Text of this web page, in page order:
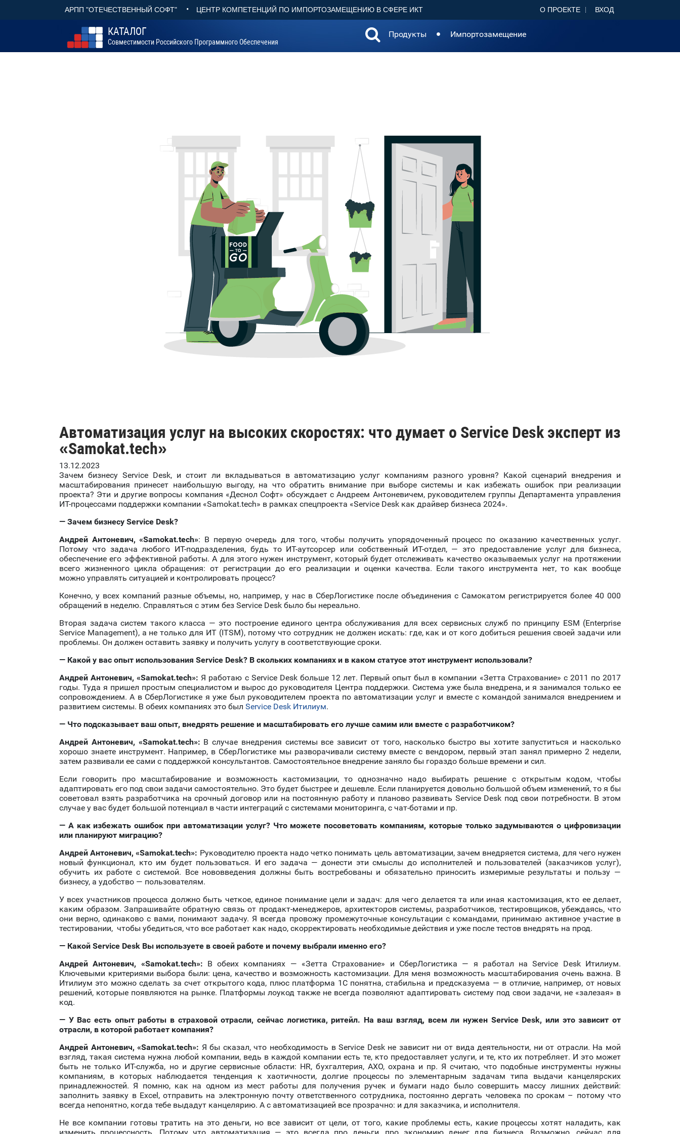
АРПП "ОТЕЧЕСТВЕННЫЙ СОФТ" • ЦЕНТР КОМПЕТЕНЦИЙ ПО ИМПОРТОЗАМЕЩЕНИЮ В СФЕРЕ ИКТ О ПРОЕКТЕ ВХОД
КАТАЛОГ
Совместимости Российского Программного Обеспечения
Продукты Импортозамещение
Автоматизация услуг на высоких скоростях: что думает о Service Desk эксперт из
«Samokat.tech»
13.12.2023
Зачем бизнесу Service Desk, и стоит ли вкладываться в автоматизацию услуг компаниям разного уровня? Какой сценарий внедрения и
масштабирования принесет наибольшую выгоду, на что обратить внимание при выборе системы и как избежать ошибок при реализации
проекта? Эти и другие вопросы компания «Деснол Софт» обсуждает с Андреем Антоневичем, руководителем группы Департамента управления
ИТ-процессами поддержки компании «Samokat.tech» в рамках спецпроекта «Service Desk как драйвер бизнеса 2024».
— Зачем бизнесу Service Desk?
Андрей Антоневич,«Samokat.tech»: В первую очередь для того, чтобы получить упорядоченный процесс по оказанию качественных услуг.
Потому что задача любого ИТ-подразделения, будь то ИТ-аутсорсер или собственный ИТ-отдел, — это предоставление услуг для бизнеса,
обеспечение его эффективной работы. А для этого нужен инструмент, который будет отслеживать качество оказываемых услуг на протяжении
всего жизненного цикла обращения: от регистрации до его реализации и оценки качества. Если такого инструмента нет, то как вообще
можно управлять ситуацией и контролировать процесс?
Конечно, у всех компаний разные объемы, но, например, у нас в СберЛогистике после объединения с Самокатом регистрируется более 40 000
обращений в неделю. Справляться с этим без Service Desk было бы нереально.
Вторая задача систем такого класса — это построение единого центра обслуживания для всех сервисных служб по принципу ESM (Enterprise
Service Management), а не только для ИТ (ITSM), потому что сотрудник не должен искать: где, как и от кого добиться решения своей задачи или
проблемы. Он должен оставить заявку и получить услугу в соответствующие сроки.
— Какой у вас опыт использования Service Desk? В скольких компаниях и в каком статусе этот инструмент использовали?
АндрейАнтоневич,«Samokat.tech»: Я работаю с Service Desk больше 12 лет. Первый опыт был в компании «Зетта Страхование» с 2011 по 2017
годы. Туда я пришел простым специалистом и вырос до руководителя Центра поддержки. Система уже была внедрена, и я занимался только ее
сопровождением. А в СберЛогистике я уже был руководителем проекта по автоматизации услуг и вместе с командой занимался внедрением и
развитием системы. В обеих компаниях это был Service Desk Итилиум.
— Что подсказывает ваш опыт, внедрять решение и масштабировать его лучше самим или вместе с разработчиком?
Андрей Антоневич, «Samokat.tech»: В случае внедрения системы все зависит от того, насколько быстро вы хотите запуститься и насколько
хорошо знаете инструмент. Например, в СберЛогистике мы разворачивали систему вместе с вендором, первый этап занял примерно 2 недели,
затем развивали ее сами с поддержкой консультантов. Самостоятельное внедрение заняло бы гораздо больше времени и сил.
Если говорить про масштабирование и возможность кастомизации, то однозначно надо выбирать решение с открытым кодом, чтобы
адаптировать его под свои задачи самостоятельно. Это будет быстрее и дешевле. Если планируется довольно большой объем изменений, то я бы
советовал взять разработчика на срочный договор или на постоянную работу и планово развивать Service Desk под свои потребности. В этом
случае у вас будет большой потенциал в части интеграций с системами мониторинга, с чат-ботами и пр.
— А как избежать ошибок при автоматизации услуг? Что можете посоветовать компаниям, которые только задумываются о цифровизации
или планируют миграцию?
АндрейАнтоневич,«Samokat.tech»: Руководителю проекта надо четко понимать цель автоматизации, зачем внедряется система, для чего нужен
новый функционал, кто им будет пользоваться. И его задача — донести эти смыслы до исполнителей и пользователей (заказчиков услуг),
обучить их работе с системой. Все нововведения должны быть востребованы и обязательно приносить измеримые результаты и пользу —
бизнесу, а удобство — пользователям.
У всех участников процесса должно быть четкое, единое понимание цели и задач: для чего делается та или иная кастомизация, кто ее делает,
каким образом. Запрашивайте обратную связь от продакт-менеджеров, архитекторов системы, разработчиков, тестировщиков, убеждаясь, что
они верно, одинаково с вами, понимают задачу. Я всегда провожу промежуточные консультации с командами, принимаю активное участие в
тестировании, чтобы убедиться, что все работает как надо, скорректировать необходимые действия и уже после тестов внедрять на прод.
— Какой Service Desk Вы используете в своей работе и почему выбрали именно его?
АндрейАнтоневич, «Samokat.tech»: В обеих компаниях — «Зетта Страхование» и СберЛогистика — я работал на Service Desk Итилиум.
Ключевыми критериями выбора были: цена, качество и возможность кастомизации. Для меня возможность масштабирования очень важна. В
Итилиум это можно сделать за счет открытого кода, плюс платформа 1С понятна, стабильна и предсказуема — в отличие, например, от новых
решений, которые появляются на рынке. Платформы лоукод также не всегда позволяют адаптировать систему под свои задачи, не «залезая» в
код.
— У Вас есть опыт работы в страховой отрасли, сейчас логистика, ритейл. На ваш взгляд, всем ли нужен Service Desk, или это зависит от
отрасли, в которой работает компания?
Андрей Антоневич, «Samokat.tech»: Я бы сказал, что необходимость в Service Desk не зависит ни от вида деятельности, ни от отрасли. На мой
взгляд, такая система нужна любой компании, ведь в каждой компании есть те, кто предоставляет услуги, и те, кто их потребляет. И это может
быть не только ИТ-служба, но и другие сервисные области: HR, бухгалтерия, АХО, охрана и пр. Я считаю, что подобные инструменты нужны
компаниям, в которых наблюдается тенденция к хаотичности, долгие процессы по элементарным задачам типа выдачи канцелярских
принадлежностей. Я помню, как на одном из мест работы для получения ручек и бумаги надо было совершить массу лишних действий:
заполнить заявку в Excel, отправить на электронную почту ответственного сотрудника, постоянно дергать человека по срокам – потому что
всегда непонятно, когда тебе выдадут канцелярию. А с автоматизацией все прозрачно: и для заказчика, и исполнителя.
Не все компании готовы тратить на это деньги, но все зависит от цели, от того, какие проблемы есть, какие процессы хотят наладить, как